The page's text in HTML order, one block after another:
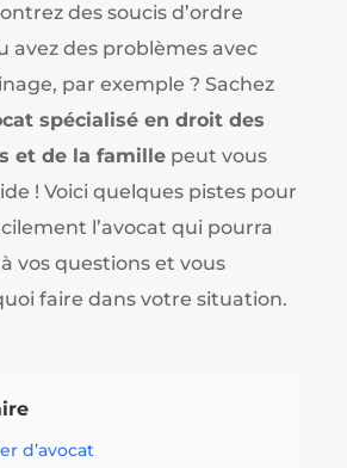
des soucis d’ordre
avez des problèmes avec
par exemple ? Sachez
spécialisé en droit des
et de la famille peut vous
! Voici quelques pistes pour
l’avocat qui pourra
vos questions et vous
faire dans votre situation.
d’avocat